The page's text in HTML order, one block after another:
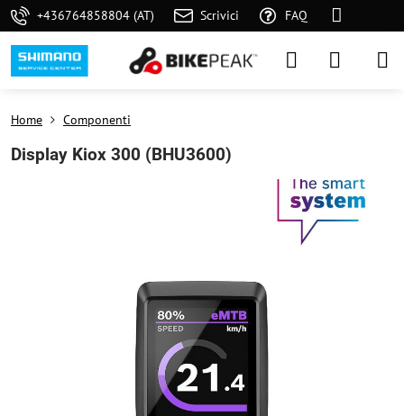
+436764858804 (AT) Scrivici FAQ
Home Componenti
Display Kiox 300 (BHU3600)